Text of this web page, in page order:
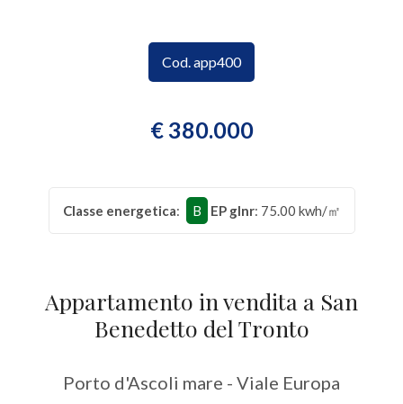
Cod. app400
€ 380.000
Classe energetica: B EP glnr: 75.00 kwh/㎡
Appartamento in vendita a San
Benedetto del Tronto
Porto d'Ascoli mare - Viale Europa
multiscelta
Residenziali